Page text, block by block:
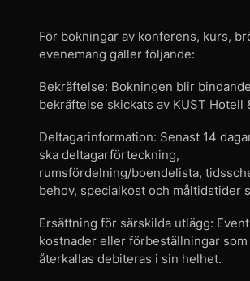
För bokningar av konferens, kurs,
evenemang gäller följande:
Bekräftelse: Bokningen blir
bekräftelse skickats av KUST Hotell
Deltagarinformation: Senast 14
ska deltagarförteckning,
rumsfördelning/boendelista,
behov, specialkost och måltidstider
Ersättning för särskilda utlägg:
kostnader eller förbeställningar som
återkallas debiteras i sin helhet.